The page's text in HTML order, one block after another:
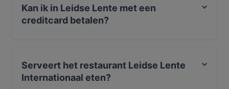
Kan ik in Leidse Lente met een
creditcard betalen?
Serveert het restaurant Leidse Lente
Internationaal eten?